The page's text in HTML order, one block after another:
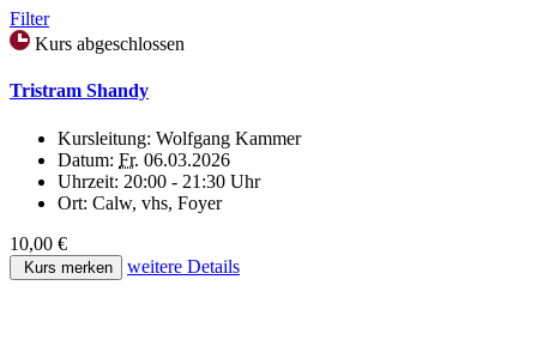
Filter
Kurs abgeschlossen
Tristram Shandy
Kursleitung: Wolfgang Kammer
Datum: Fr. 06.03.2026
Uhrzeit: 20:00 - 21:30 Uhr
Ort: Calw, vhs, Foyer
10,00 €
Kurs merken weitere Details